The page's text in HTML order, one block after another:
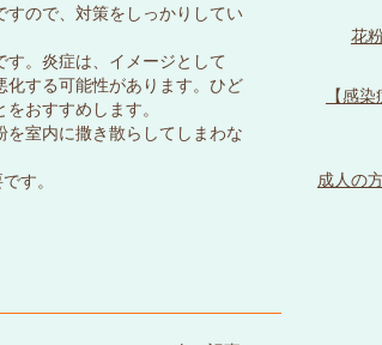
すので、対策をしっかりしてい
す。炎症は、イメージとして
化する可能性があります。ひど
おすすめします。
室内に撒き散らしてしまわな
す。
花
【感
成人の